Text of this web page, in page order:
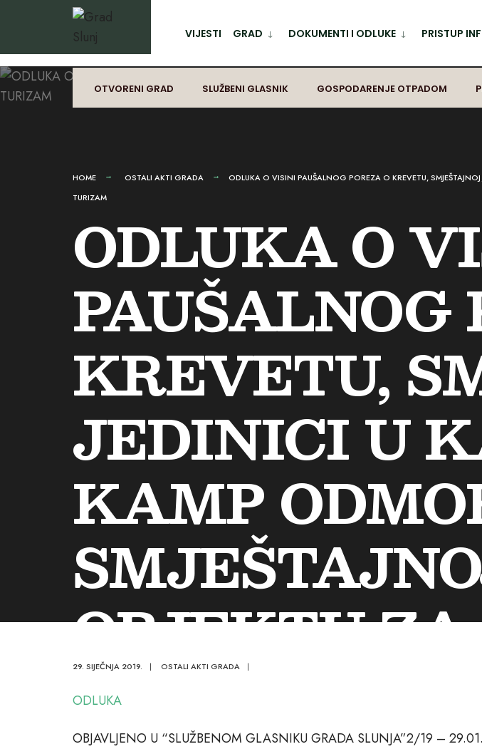
Preskoči
na
sadržaj
VIJESTI GRAD DOKUMENTI I ODLUKE PRISTUP
OTVORENI GRAD SLUŽBENI GLASNIK GOSPODARENJE OTPADOM
HOME OSTALI AKTI GRADA
ODLUKA O VISINI PAUŠALNOG POREZA O KREVETU,
TURIZAM
ODLUKA O
PAUŠALNOG
KREVETU,
JEDINICI U
KAMP
OBJEKTU ZA
29. SIJEČNJA 2019. | OSTALI AKTI GRADA |
ODLUKA
OBJAVLJENO U “SLUŽBENOM GLASNIKU GRADA SLUNJA”2/19 –